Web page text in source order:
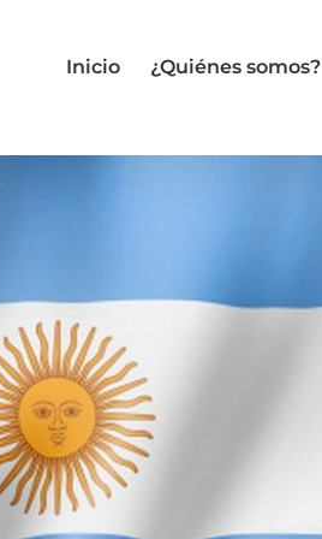
Inicio ¿Quiénes somos?